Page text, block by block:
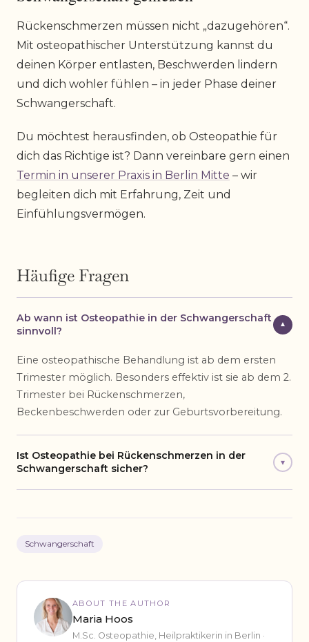
Rückenschmerzen müssen nicht „dazugehören“.
Mit osteopathischer Unterstützung kannst du
deinen Körper entlasten, Beschwerden lindern
und dich wohler fühlen – in jeder Phase deiner
Schwangerschaft.
Du möchtest herausfinden, ob Osteopathie für
dich das Richtige ist? Dann vereinbare gern einen
Termin in unserer Praxis in Berlin Mitte – wir
begleiten dich mit Erfahrung, Zeit und
Einfühlungsvermögen.
Häufige Fragen
Ab wann ist Osteopathie in der Schwangerschaft
sinnvoll?
▾
Eine osteopathische Behandlung ist ab dem ersten
Trimester möglich. Besonders effektiv ist sie ab dem 2.
Trimester bei Rückenschmerzen,
Beckenbeschwerden oder zur Geburtsvorbereitung.
Ist Osteopathie bei Rückenschmerzen in der
Schwangerschaft sicher?
▾
Schwangerschaft
ABOUT THE AUTHOR
Maria Hoos
M.Sc. Osteopathie, Heilpraktikerin in Berlin ·